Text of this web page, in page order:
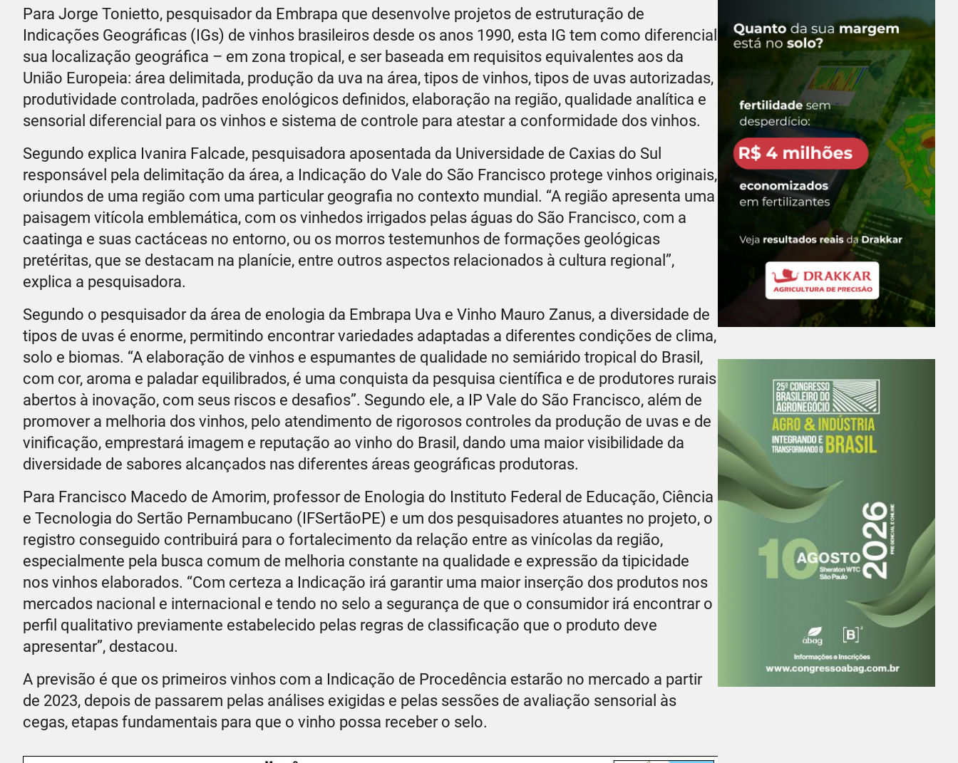
Para Jorge Tonietto, pesquisador da Embrapa que desenvolve projetos de estruturação de
Indicações Geográficas (IGs) de vinhos brasileiros desde os anos 1990, esta IG tem como diferencial
sua localização geográfica – em zona tropical, e ser baseada em requisitos equivalentes aos da
União Europeia: área delimitada, produção da uva na área, tipos de vinhos, tipos de uvas autorizadas,
produtividade controlada, padrões enológicos definidos, elaboração na região, qualidade analítica e
sensorial diferencial para os vinhos e sistema de controle para atestar a conformidade dos vinhos.
Segundo explica Ivanira Falcade, pesquisadora aposentada da Universidade de Caxias do Sul
responsável pela delimitação da área, a Indicação do Vale do São Francisco protege vinhos originais,
oriundos de uma região com uma particular geografia no contexto mundial. “A região apresenta uma
paisagem vitícola emblemática, com os vinhedos irrigados pelas águas do São Francisco, com a
caatinga e suas cactáceas no entorno, ou os morros testemunhos de formações geológicas
pretéritas, que se destacam na planície, entre outros aspectos relacionados à cultura regional”,
explica a pesquisadora.
Segundo o pesquisador da área de enologia da Embrapa Uva e Vinho Mauro Zanus, a diversidade de
tipos de uvas é enorme, permitindo encontrar variedades adaptadas a diferentes condições de clima,
solo e biomas. “A elaboração de vinhos e espumantes de qualidade no semiárido tropical do Brasil,
com cor, aroma e paladar equilibrados, é uma conquista da pesquisa científica e de produtores rurais
abertos à inovação, com seus riscos e desafios”. Segundo ele, a IP Vale do São Francisco, além de
promover a melhoria dos vinhos, pelo atendimento de rigorosos controles da produção de uvas e de
vinificação, emprestará imagem e reputação ao vinho do Brasil, dando uma maior visibilidade da
diversidade de sabores alcançados nas diferentes áreas geográficas produtoras.
Para Francisco Macedo de Amorim, professor de Enologia do Instituto Federal de Educação, Ciência
e Tecnologia do Sertão Pernambucano (IFSertãoPE) e um dos pesquisadores atuantes no projeto, o
registro conseguido contribuirá para o fortalecimento da relação entre as vinícolas da região,
especialmente pela busca comum de melhoria constante na qualidade e expressão da tipicidade
nos vinhos elaborados. “Com certeza a Indicação irá garantir uma maior inserção dos produtos nos
mercados nacional e internacional e tendo no selo a segurança de que o consumidor irá encontrar o
perfil qualitativo previamente estabelecido pelas regras de classificação que o produto deve
apresentar”, destacou.
A previsão é que os primeiros vinhos com a Indicação de Procedência estarão no mercado a partir
de 2023, depois de passarem pelas análises exigidas e pelas sessões de avaliação sensorial às
cegas, etapas fundamentais para que o vinho possa receber o selo.